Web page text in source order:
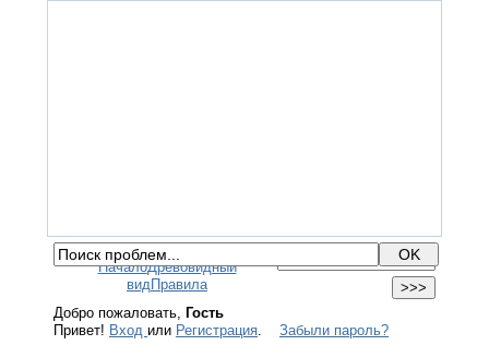
НачалоДревовидный
видПравила
Добро пожаловать, Гость
Привет! Вход или Регистрация. Забыли пароль?